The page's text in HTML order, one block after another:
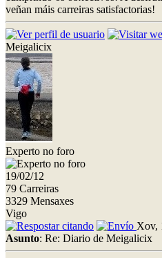
veñan máis carreiras satisfactorias!
Meigalicix
Experto no foro
19/02/12
79 Carreiras
3329 Mensaxes
Vigo
Xov,
Asunto: Re: Diario de Meigalicix